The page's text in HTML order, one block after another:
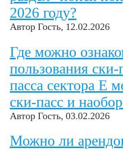
2026 году?
Автор Гость, 12.02.2026
Где можно
пользования
пасса сектора Е
ски-пасс и
Автор Гость, 03.02.2026
Можно ли